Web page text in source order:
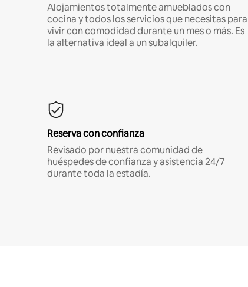
Alojamientos totalmente amueblados con
cocina y todos los servicios que necesitas para
vivir con comodidad durante un mes o más. Es
la alternativa ideal a un subalquiler.
Reserva con confianza
Revisado por nuestra comunidad de
huéspedes de confianza y asistencia 24/7
durante toda la estadía.